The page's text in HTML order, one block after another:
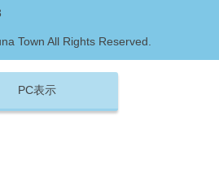
Town All Rights Reserved.
PC表示